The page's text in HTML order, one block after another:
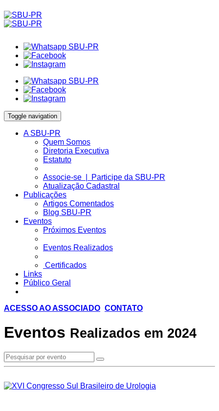
Toggle navigation
A SBU-PR
Quem Somos
Diretoria Executiva
Estatuto
Associe-se | Participe da SBU-PR
Atualização Cadastral
Publicações
Artigos Comentados
Blog SBU-PR
Eventos
Próximos Eventos
Eventos Realizados
Certificados
Links
Público Geral
ACESSO AO ASSOCIADO CONTATO
Eventos Realizados em 2024